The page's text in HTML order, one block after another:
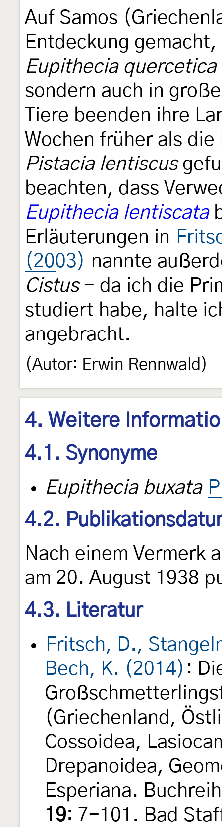
Auf Samos
Entdeckung
Eupithecia quercetica
sondern auch in
Tiere beenden ihre
Wochen früher als
Pistacia lentiscus
beachten, dass
Eupithecia lentiscata
Erläuterungen in
(2003) nannte
Cistus- da ich die
studiert habe, halte
angebracht.
(Autor: Erwin Rennwald)
4. Weitere
4.1. Synonyme
Eupithecia buxata
4.2.
Nach einem Vermerk
am 20. August 1938
4.3. Literatur
Fritsch, D.,
Bech, K. (2014) :
(Griechenland,
Cossoidea,
Drepanoidea,
Esperiana.
19: 7-101. Bad